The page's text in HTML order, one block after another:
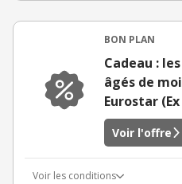
BON PLAN
Cadeau :
âgés de
Eurostar
Voir l'offre
Voir les conditions